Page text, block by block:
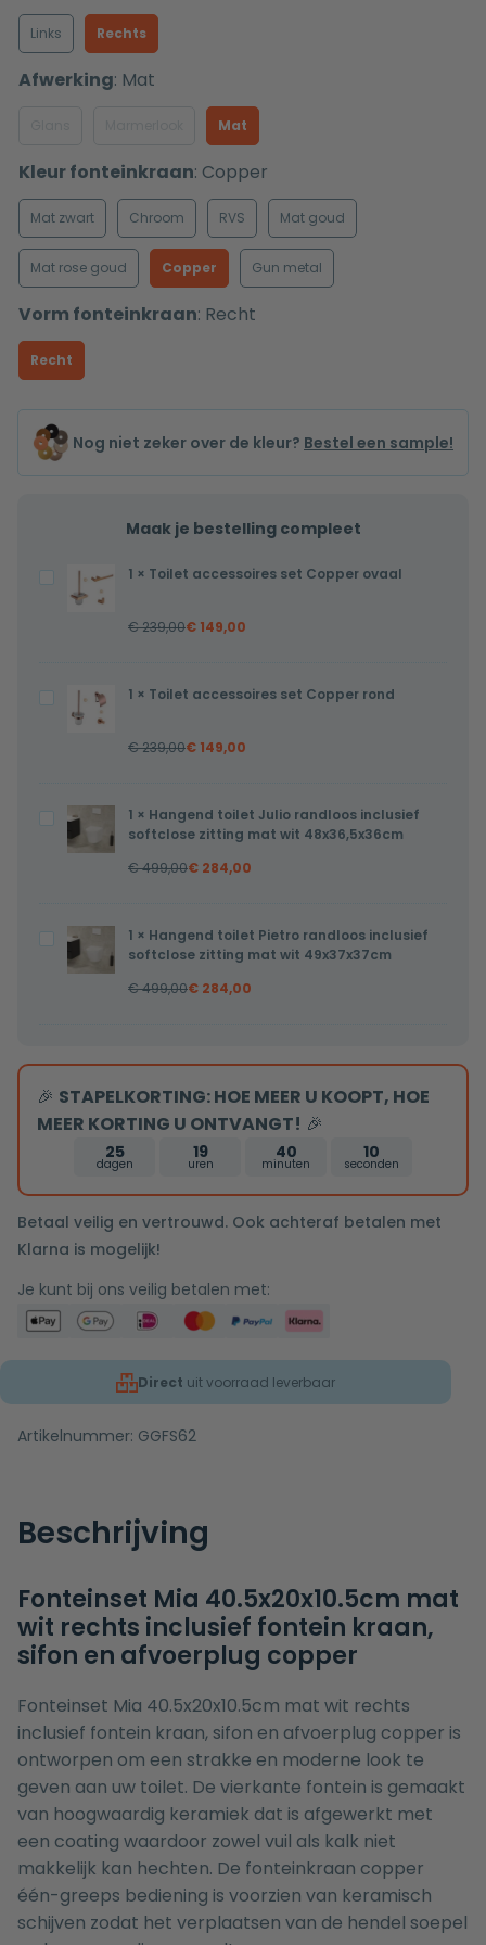
Links Rechts
Afwerking: Mat
Mat
Kleur fonteinkraan: Copper
Mat zwart Chroom RVS Mat goud
Mat rose goud Copper Gun metal
Vorm fonteinkraan: Recht
Recht
Nog niet zeker over de kleur? Bestel een sample!
Maak je bestelling compleet
Toilet
accessoires
ovaal
1 × Toilet accessoires set Copper ovaal
€239,00€ 149,00
Toilet
accessoires
rond
1 × Toilet accessoires set Copper rond
€239,00€ 149,00
Hangend
toilet
inclusief
softclose
zitting
48x36,5x36cm
1 × Hangend toilet Julio randloos inclusief
softclose zitting mat wit 48x36,5x36cm
€499,00€ 284,00
Hangend
toilet
zitting
mat
1 × Hangend toilet Pietro randloos inclusief
softclose zitting mat wit 49x37x37cm
€499,00€ 284,00
🎉 STAPELKORTING: HOE MEER U KOOPT, HOE
MEER KORTING U ONTVANGT! 🎉
25
dagen
19
uren
40
minuten
9
seconden
Betaal veilig en vertrouwd. Ook achteraf betalen met
Klarna is mogelijk!
Je kunt bij ons veilig betalen met:
Direct uit voorraad leverbaar
Artikelnummer: GGFS62
Beschrijving
Fonteinset Mia 40.5x20x10.5cm mat
wit rechts inclusief fontein kraan,
sifon en afvoerplug copper
Fonteinset Mia 40.5x20x10.5cm mat wit rechts
inclusief fontein kraan, sifon en afvoerplug copper is
ontworpen om een strakke en moderne look te
geven aan uw toilet. De vierkante fontein is gemaakt
van hoogwaardig keramiek dat is afgewerkt met
een coating waardoor zowel vuil als kalk niet
makkelijk kan hechten. De fonteinkraan copper
één-greeps bediening is voorzien van keramisch
schijven zodat het verplaatsen van de hendel soepel